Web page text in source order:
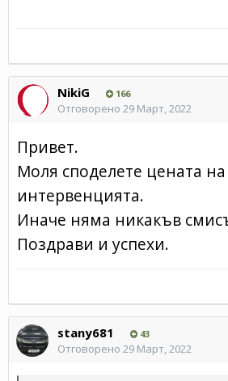
NikiG 166
Отговорено 29 Март, 2022
Привет.
Моля споделете цената на
интервенцията.
Иначе няма никакъв
Поздрави и успехи.
stany681 43
Отговорено 29 Март, 2022